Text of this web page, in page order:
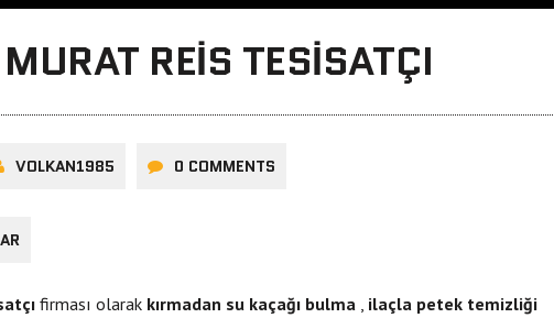
REIS TESISATÇI
VOLKAN1985 0 COMMENTS
firması olarak kırmadan su kaçağı bulma
ilaçla petek temizliği